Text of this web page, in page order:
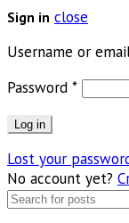
Sign in close
Username or
Password *
Log in
Lost your
No account yet?
Search